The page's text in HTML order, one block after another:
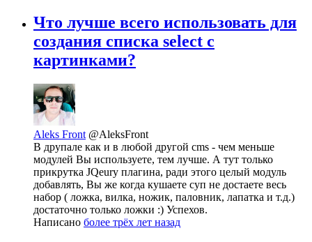
Что лучше всего использовать для
создания списка select с
картинками?
Aleks Front @AleksFront
В друпале как и в любой другой cms - чем меньше
модулей Вы используете, тем лучше. А тут только
прикрутка JQeury плагина, ради этого целый модуль
добавлять, Вы же когда кушаете суп не достаете весь
набор ( ложка, вилка, ножик, паловник, лапатка и т.д.)
достаточно только ложки :) Успехов.
Написано более трёх лет назад